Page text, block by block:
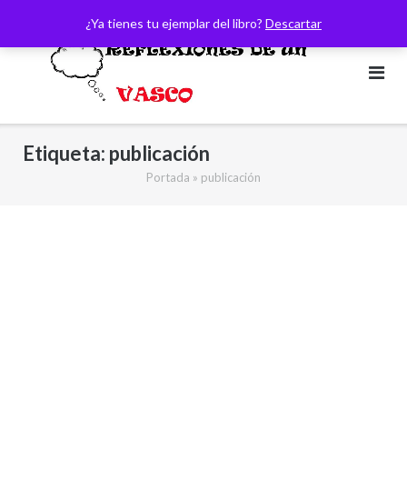
¿Ya tienes tu ejemplar del libro? Descartar
contenido
Etiqueta: publicación
Portada » publicación